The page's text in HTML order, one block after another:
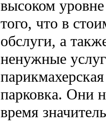
высоком уровне
того, что в
обслуги, а
ненужные
парковка. Они
время